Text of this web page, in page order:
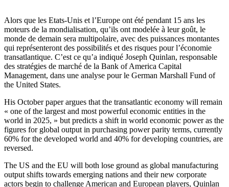
Alors que les Etats-Unis et l’Europe ont été pendant 15 ans les
moteurs de la mondialisation, qu’ils ont modelée à leur goût, le
monde de demain sera multipolaire, avec des puissances montantes
qui représenteront des possibilités et des risques pour l’économie
transatlantique. C’est ce qu’a indiqué Joseph Quinlan, responsable
des stratégies de marché de la Bank of America Capital
Management, dans une analyse pour le German Marshall Fund of
the United States.
His October paper argues that the transatlantic economy will remain
« one of the largest and most powerful economic entities in the
world in 2025, » but predicts a shift in world economic power as the
figures for global output in purchasing power parity terms, currently
60% for the developed world and 40% for developing countries, are
reversed.
The US and the EU will both lose ground as global manufacturing
output shifts towards emerging nations and their new corporate
actors begin to challenge American and European players, Quinlan